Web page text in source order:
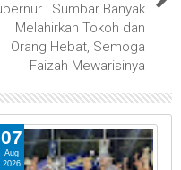
: Sumbar Banyak
Melahirkan Tokoh dan
Orang Hebat, Semoga
Faizah Mewarisinya
07
Aug
2026